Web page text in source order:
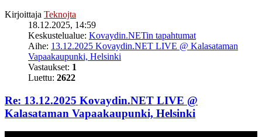
Kirjoittaja Teknojta
18.12.2025, 14:59
Keskustelualue: Kovaydin.NETin tapahtumat
Aihe: 13.12.2025 Kovaydin.NET LIVE @ Kalasataman
Vapaakaupunki, Helsinki
Vastaukset: 1
Luettu: 2622
Re: 13.12.2025 Kovaydin.NET LIVE @
Kalasataman Vapaakaupunki, Helsinki